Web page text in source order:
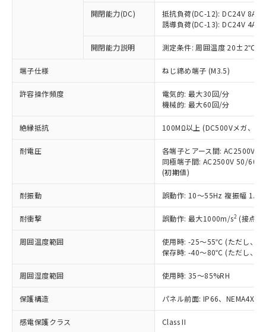
開閉能力(DC)
抵抗負荷(DC-12): DC24V 8A/
誘導負荷(DC-13): DC24V 4A/
開閉能力説明 測定条件: 周囲温度 20±2℃、
端子仕様 ねじ締め端子 (M3.5)
許容操作頻度
電気的: 最大30回/分
機械的: 最大60回/分
絶縁抵抗 100MΩ以上 (DC500Vメガ、点
耐電圧
各端子とアース間: AC2500V
同極端子間: AC2500V 50/
(初期値)
耐振動 誤動作: 10～55Hz 複振幅
耐衝撃 誤動作: 最大1000m/s2 (接点
周囲温度範囲
使用時: -25～55℃ (ただし、氷
保存時: -40～80℃ (ただし、氷
周囲湿度範囲 使用時: 35～85%RH
保護構造 パネル前面: IP66、NEMA4X,
感電保護クラス Class II
ことをご了承ください。
在庫状況および標準価格照会結果は、
記載している更新日時点での社内デー
タに基づき作成されるものであり、閲
覧された時点での実際の在庫および標
準価格とは異なる場合があることをご
正式な納期状況および標準価格はお客
様のお取引先、またはお客様担当のオ
ムロン制御機器販売店・当社販売員に
オムロン制御機器販売店や当社販売拠
販売ネットワーク
」をご確認
在庫状況および標準価格結果を当社の
事前の承諾なく第三者に漏洩または開
示しないようお願いします。
マイパーツ機能（部品リスト作成サー
ビス）をご利用いただくには、I-Web
メンバーズにご登録されている必要が
お客様が当ウェブサイト上で当社にご
登録された部品リストについて、当社
および当社の共同利用者が、当社の製
品・サービスに関するお客様との取
引・商談に必要な範囲で利用すること
いたものが、含有品と判明した場合などや
むを得ず変更することがあります。
*EU RoHS指令（10物質）：
鉛(Pb) 1000ppm以下、 水銀(Hg) 1000ppm以下、 カド
六価クロム(Cr(Ⅵ)) 1000ppm以下、ポリ臭化ビフェニル
類(PBB) 1000ppm以下、ポリ臭化ジフェニルエーテル類
(PBDE) 1000ppm以下、フタル酸ビス(2-エチルヘキシ
ル) (DEHP)(別名：DOP) 1000ppm以下、フタル酸ブチ
ルベンジル（BBP） 1000ppm以下、フタル酸ジブチル
（DBP） 1000ppm以下、フタル酸ジイソブチル
(DIBP) 1000ppm以下
但し、RoHS指令で産業用監視および制御機器に対する
フタル酸エステル類の４物質については閾値を超える意
図的な使用がないことを確認しています。
部品在庫の切り替え状況などにより、予定
月が前後することがあります。
※3 非含有証明書ダウンロード
下記の非含有証明書をダウンロードするこ
とができます。
基準値を超えていることを示します。
「－」：未確認です。当社販売部門へお問
ム) : 100ppm、
Cr(Ⅵ)(六価クロム) : 1000ppm、 PBBs(ポリ臭化ビフェ
ニル類) : 1000ppm、 PBDEs(ポリ臭化ジフェニルエーテ
ル類) : 1000ppm、
DBP(フタル酸ジブチル) : 1000ppm、 DIBP(フタル酸ジ
イソブチル) : 1000ppm、 BBP(フタル酸ブチルベンジ
ル) : 1000ppm、
DEHP(フタル酸ビス(2-エチルヘキシル)) : 1000ppm
「ｅ」：有害物質（10物質）のすべてが基
準値以下であることを示します。
「10」：通常の使用状況下において有害物
質が外部に漏えいし、環境に深刻な影響を
及ぼさない年数を意味します。
「－」：未確認です。当社販売部門へお問
い合わせください。
当社は、これら貴社製品のうち、外国
為替および外国貿易法に定める商品
（以下｢規制貨物等」という）を輸出
または国外への提供する場合は、日本
国政府の輸出許可(または役務取引許
可)を取得するなどの必要な手続きを
当社は規制貨物を破棄する場合は、完
全に破砕するなど、違法に輸出されな
いよう必要な手段を講じます。
当社は貴社製品を、核兵器、ミサイ
ル、化学兵器、生物兵器またはその他
武器並びにこれらの製造装置等に一切
当社は、貴社製品を第三者に販売する
場合は、上記1、2および3の内容を当
該第三者に通知します。また当社は、
販売先および販売に係わる関係者が違
法に輸出するおそれがある場合は、取
り引きをいたしません。
キャンセル
説明
○ 一定数以上の在庫あり
一定数には満たないが在庫あり
在庫なし(最新の在庫状況につ
いては、お客様のお取引先、ま
たはお客様担当のオムロン制御
機器販売店・当社販売員にご確
白
受注生産機種、また在庫状況の
情報を公開していない機種